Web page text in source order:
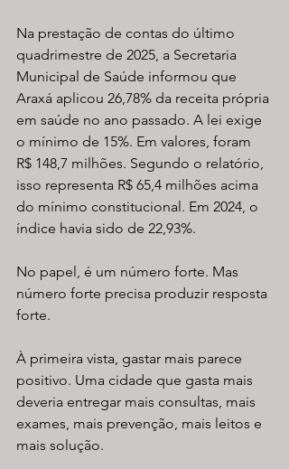
Na prestação de contas do último
quadrimestre de 2025, a Secretaria
Municipal de Saúde informou que
Araxá aplicou 26,78% da receita própria
em saúde no ano passado. A lei exige
o mínimo de 15%. Em valores, foram
R$ 148,7 milhões. Segundo o relatório,
isso representa R$ 65,4 milhões acima
do mínimo constitucional. Em 2024, o
índice havia sido de 22,93%.
No papel, é um número forte. Mas
número forte precisa produzir resposta
forte.
À primeira vista, gastar mais parece
positivo. Uma cidade que gasta mais
deveria entregar mais consultas, mais
exames, mais prevenção, mais leitos e
mais solução.